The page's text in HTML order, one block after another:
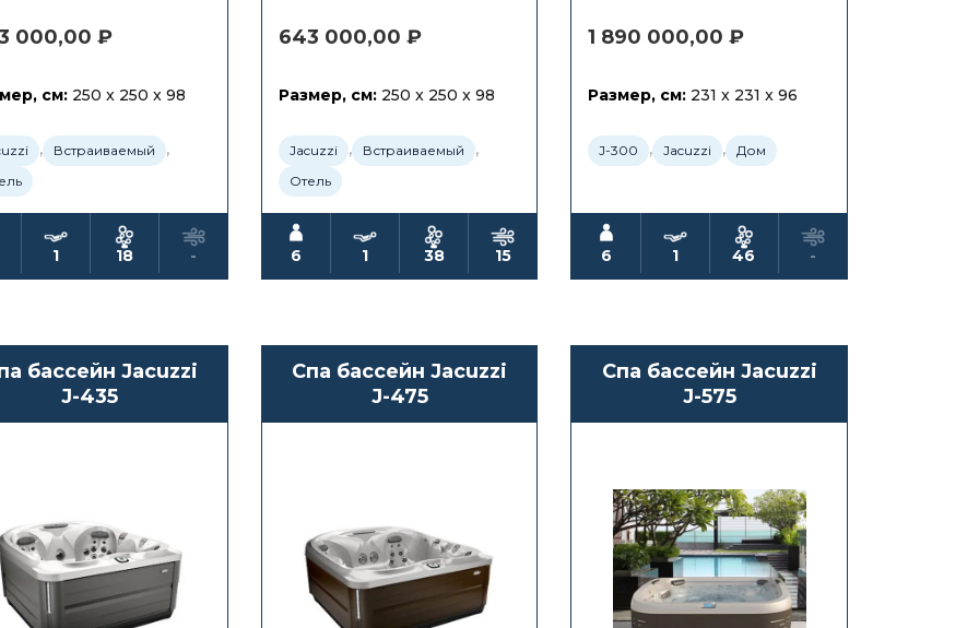
000,00 ₽
см:250 x 250 x 98
, Встраиваемый ,
1 18 -
643 000,00 ₽
Размер, см:250 x 250 x 98
Jacuzzi , Встраиваемый ,
Отель
6 1 38 15
1 890 000,00₽
Размер, см: 231 x 231 x 96
J-300 , Jacuzzi , Дом
6 1 46 -
бассейн Jacuzzi
J-435
Спа бассейн Jacuzzi
J-475
Спа бассейн Jacuzzi
J-575